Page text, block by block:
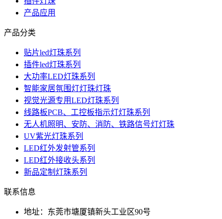
产品应用
产品分类
贴片led灯珠系列
插件led灯珠系列
大功率LED灯珠系列
智能家居氛围灯灯珠灯珠
视觉光源专用LED灯珠系列
线路板PCB、工控板指示灯灯珠系列
无人机照明、安防、消防、铁路信号灯灯珠
UV紫光灯珠系列
LED红外发射管系列
LED红外接收头系列
新品定制灯珠系列
联系信息
地址：东莞市塘厦镇新头工业区90号